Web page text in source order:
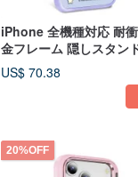
iPhone 全機種対応 耐
金フレーム 隠しスタン
ーMagsafe ケース - ハー
丸
US$ 70.38
20%OFF